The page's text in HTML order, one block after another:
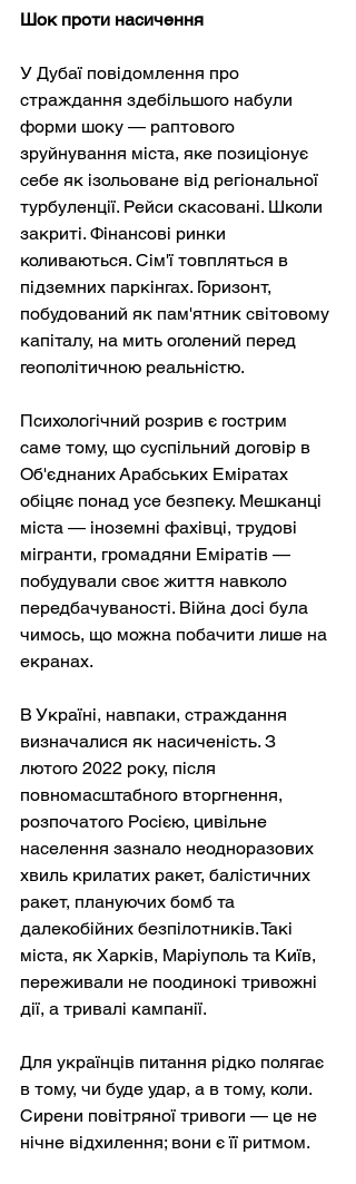
Шок проти насичення
У Дубаї повідомлення про
страждання здебільшого набули
форми шоку — раптового
зруйнування міста, яке позиціонує
себе як ізольоване від регіональної
турбуленції. Рейси скасовані. Школи
закриті. Фінансові ринки
коливаються. Сім'ї товпляться в
підземних паркінгах. Горизонт,
побудований як пам'ятник світовому
капіталу, на мить оголений перед
геополітичною реальністю.
Психологічний розрив є гострим
саме тому, що суспільний договір в
Об'єднаних Арабських Еміратах
обіцяє понад усе безпеку. Мешканці
міста — іноземні фахівці, трудові
мігранти, громадяни Еміратів —
побудували своє життя навколо
передбачуваності. Війна досі була
чимось, що можна побачити лише на
екранах.
В Україні, навпаки, страждання
визначалися як насиченість. З
лютого 2022 року, після
повномасштабного вторгнення,
розпочатого Росією, цивільне
населення зазнало неодноразових
хвиль крилатих ракет, балістичних
ракет, плануючих бомб та
далекобійних безпілотників. Такі
міста, як Харків, Маріуполь та Київ,
переживали не поодинокі тривожні
дії, а тривалі кампанії.
Для українців питання рідко полягає
в тому, чи буде удар, а в тому, коли.
Сирени повітряної тривоги — це не
нічне відхилення; вони є її ритмом.